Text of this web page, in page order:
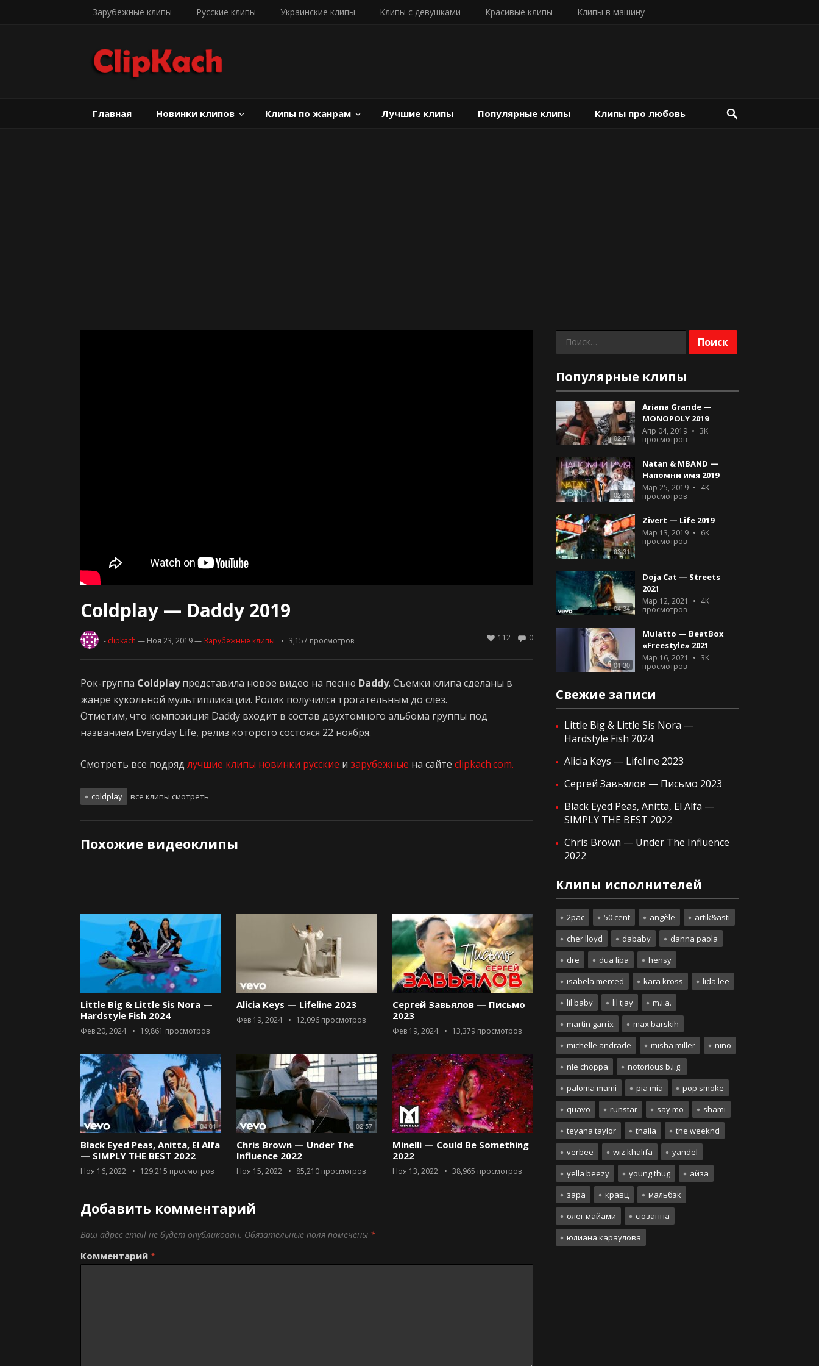
Зарубежные клипы Русские клипы Украинские клипы Клипы с девушками Красивые клипы Клипы в машину
Главная Новинки клипов Клипы по жанрам Лучшие клипы Популярные клипы Клипы про любовь
Coldplay — Daddy 2019
- clipkach — Ноя 23, 2019— Зарубежные клипы 3,157 просмотров 0
112
Рок-группа Coldplayпредставила новое видео на песню Daddy. Съемки клипа сделаны в
жанре кукольной мультипликации. Ролик получился трогательным до слез.
Отметим, что композиция Daddy входит в состав двухтомного альбома группы под
названием Everyday Life, релиз которого состояся 22 ноября.
Смотреть все подряд лучшие клипы новинки русские и зарубежные на сайте clipkach.com.
coldplay все клипы смотреть
Похожие видеоклипы
Little Big & Little Sis Nora —
Hardstyle Fish 2024
Фев 20, 2024 19,861 просмотров
Alicia Keys — Lifeline 2023
Фев 19, 2024 12,096 просмотров
Сергей Завьялов — Письмо
2023
Фев 19, 2024 13,379 просмотров
04:01
Black Eyed Peas, Anitta, El Alfa
— SIMPLY THE BEST 2022
Ноя 16, 2022 129,215 просмотров
02:57
Chris Brown — Under The
Influence 2022
Ноя 15, 2022 85,210 просмотров
Minelli — Could Be Something
2022
Ноя 13, 2022 38,965 просмотров
Добавить комментарий
Ваш адрес email не будет опубликован. Обязательные поля помечены *
Комментарий *
Найти:
Популярные клипы
02:37
Ariana Grande —
MONOPOLY 2019
Апр 04, 2019
3K
просмотров
02:45
Natan & MBAND —
Напомни имя 2019
Мар 25, 2019
4K
просмотров
03:31
Zivert — Life 2019
Мар 13, 2019
6K
просмотров
04:34
Doja Cat — Streets
2021
Мар 12, 2021
4K
просмотров
01:30
Mulatto — BeatBox
«Freestyle» 2021
Мар 16, 2021
3K
просмотров
Свежие записи
Little Big & Little Sis Nora —
Hardstyle Fish 2024
Alicia Keys — Lifeline 2023
Сергей Завьялов — Письмо 2023
Black Eyed Peas, Anitta, El Alfa —
SIMPLY THE BEST 2022
Chris Brown — Under The Influence
2022
Клипы исполнителей
2pac 50 cent angèle
artik&asti
cher lloyd
dababy
danna paola
dre
dua lipa
hensy
isabela merced
kara kross
lida lee
lil baby
lil tjay
m.i.a.
martin garrix
max barskih
michelle andrade
misha miller
nino
nle choppa
notorious b.i.g.
paloma mami
pia mia
pop smoke
quavo
runstar say mo
shami
teyana taylor
thalía
the weeknd
verbee
wiz khalifa
yandel
yella beezy
young thug
айза
зара
кравц
мальбэк
олег майами
сюзанна
юлиана караулова